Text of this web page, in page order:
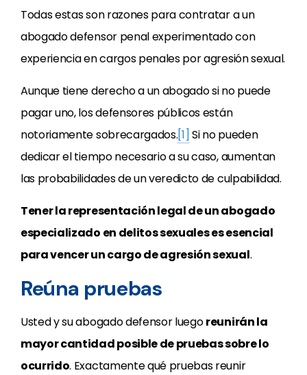
Todas estas son razones para contratar a un
abogado defensor penal experimentado con
experiencia en cargos penales por agresión sexual.
Aunque tiene derecho a un abogado si no puede
pagar uno, los defensores públicos están
notoriamente sobrecargados.[1] Si no pueden
dedicar el tiempo necesario a su caso, aumentan
las probabilidades de un veredicto de culpabilidad.
Tener la representación legal de un abogado
especializado en delitos sexuales es esencial
para vencer un cargo de agresión sexual.
Reúna pruebas
Usted y su abogado defensor luegoreunirán la
mayor cantidad posible de pruebas sobre lo
ocurrido. Exactamente qué pruebas reunir